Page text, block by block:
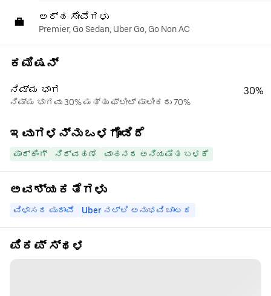
ಅರ್ಹ ಸೇವೆಗಳು
Premier, Go Sedan, Uber Go, Go Non AC
ಕಮಿಷನ್
ನಿಮ್ಮ ಭಾಗ
ನಿಮ್ಮ ಭಾಗವು 30% ಮತ್ತು ಫ್ಲೀಟ್ ಮಾಲೀಕರು 70%
30%
ಇವುಗಳನ್ನು ಒಳಗೊಂಡಿದೆ
ಪಾರ್ಕಿಂಗ್ ನಿರ್ವಹಣೆ ವಾಹನದ ಅನಿಯಮಿತ ಬಳಕೆ
ಅವಶ್ಯಕತೆಗಳು
ವಿಳಾಸದ ಪುರಾವೆ Uber ನಲ್ಲಿ ಅನುಭವಿ ಚಾಲಕ
ಪಿಕಪ್ ಸ್ಥಳ